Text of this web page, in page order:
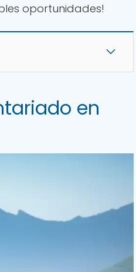
oportunidades!
en